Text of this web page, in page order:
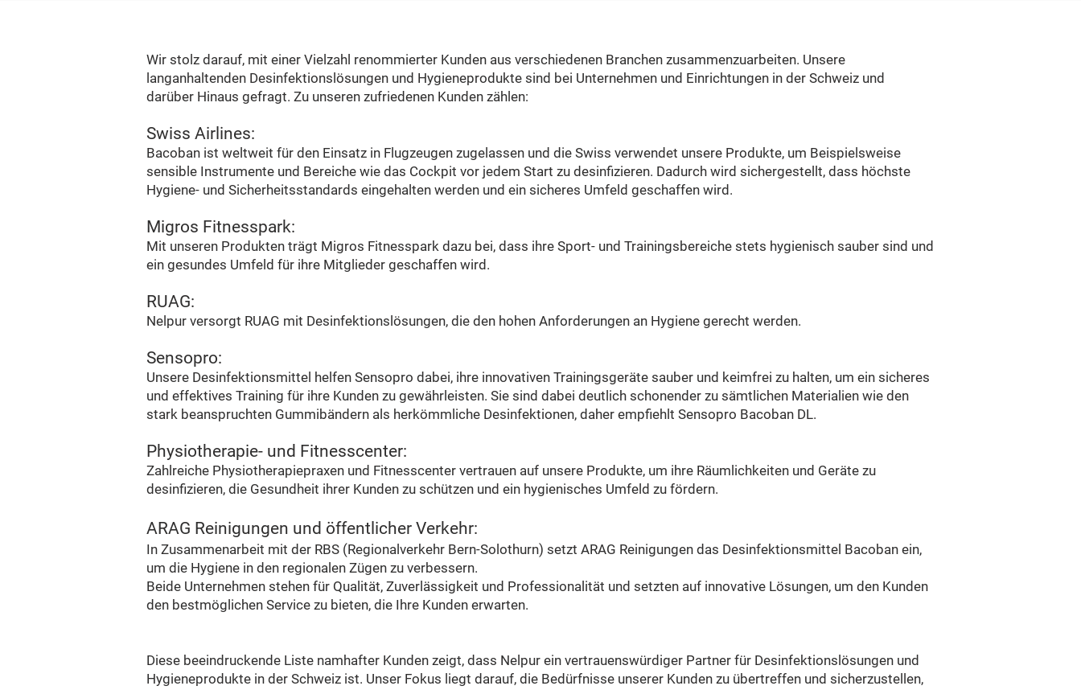
Wir stolz darauf, mit einer Vielzahl renommierter Kunden aus verschiedenen Branchen zusammenzuarbeiten. Unsere
langanhaltenden Desinfektionslösungen und Hygieneprodukte sind bei Unternehmen und Einrichtungen in der Schweiz und
darüber Hinaus gefragt. Zu unseren zufriedenen Kunden zählen:
Swiss Airlines:
Bacoban ist weltweit für den Einsatz in Flugzeugen zugelassen und die Swiss verwendet unsere Produkte, um Beispielsweise
sensible Instrumente und Bereiche wie das Cockpit vor jedem Start zu desinfizieren. Dadurch wird sichergestellt, dass höchste
Hygiene- und Sicherheitsstandards eingehalten werden und ein sicheres Umfeld geschaffen wird.
Migros Fitnesspark:
Mit unseren Produkten trägt Migros Fitnesspark dazu bei, dass ihre Sport- und Trainingsbereiche stets hygienisch sauber sind und
ein gesundes Umfeld für ihre Mitglieder geschaffen wird.
RUAG:
Nelpur versorgt RUAG mit Desinfektionslösungen, die den hohen Anforderungen an Hygiene gerecht werden.
Sensopro:
Unsere Desinfektionsmittel helfen Sensopro dabei, ihre innovativen Trainingsgeräte sauber und keimfrei zu halten, um ein sicheres
und effektives Training für ihre Kunden zu gewährleisten. Sie sind dabei deutlich schonender zu sämtlichen Materialien wie den
stark beanspruchten Gummibändern als herkömmliche Desinfektionen, daher empfiehlt Sensopro Bacoban DL.
Physiotherapie- und Fitnesscenter:
Zahlreiche Physiotherapiepraxen und Fitnesscenter vertrauen auf unsere Produkte, um ihre Räumlichkeiten und Geräte zu
desinfizieren, die Gesundheit ihrer Kunden zu schützen und ein hygienisches Umfeld zu fördern.
ARAG Reinigungen und öffentlicher Verkehr:
In Zusammenarbeit mit der RBS (Regionalverkehr Bern-Solothurn) setzt ARAG Reinigungen das Desinfektionsmittel Bacoban ein,
um die Hygiene in den regionalen Zügen zu verbessern.
Beide Unternehmen stehen für Qualität, Zuverlässigkeit und Professionalität und setzten auf innovative Lösungen, um den Kunden
den bestmöglichen Service zu bieten, die Ihre Kunden erwarten.
Diese beeindruckende Liste namhafter Kunden zeigt, dass Nelpur ein vertrauenswürdiger Partner für Desinfektionslösungen und
Hygieneprodukte in der Schweiz ist. Unser Fokus liegt darauf, die Bedürfnisse unserer Kunden zu übertreffen und sicherzustellen,